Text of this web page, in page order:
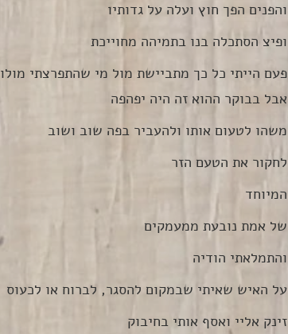
והפנים הפך חוץ ועלה על גדותיו
ופיצ הסתכלה בנו בתמיהה מחוייכת
פעם הייתי כל כך מתביישת מול מי שהתפרצתי מולו
אבל בבוקר ההוא זה היה יפהפה
משהו לטעום אותו ולהעביר בפה שוב ושוב
לחקור את הטעם הזר
המיוחד
של אמת נובעת ממעמקים
והתמלאתי הודיה
על האיש שאיתי שבמקום להסגר, לברוח או לכעוס
זינק אליי ואסף אותי בחיבוק